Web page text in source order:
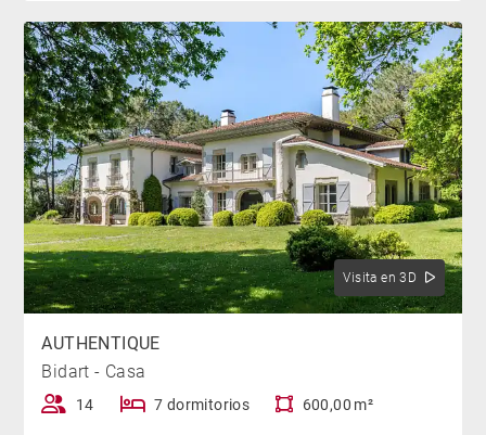
Visita en 3D
AUTHENTIQUE
Bidart - Casa
14 7 dormitorios 600,00 m²